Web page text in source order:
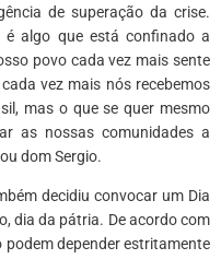
de superação da crise.
algo que está confinado a
povo cada vez mais sente
vez mais nós recebemos
mas o que se quer mesmo
as nossas comunidades a
dom Sergio.
decidiu convocar um Dia
dia da pátria. De acordo com
podem depender estritamente